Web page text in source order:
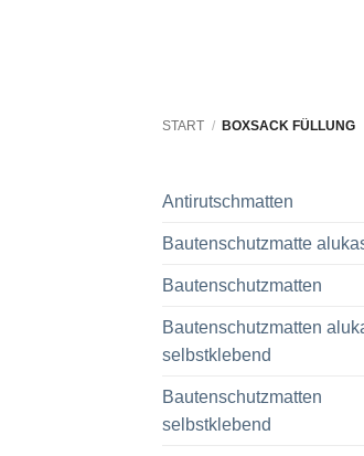
START / BOXSACK FÜLLUNG
Antirutschmatten
Bautenschutzmatte
Bautenschutzmatten
Bautenschutzmatten
selbstklebend
Bautenschutzmatten
selbstklebend